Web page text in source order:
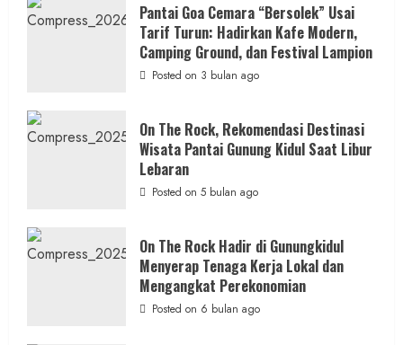
Kebakaran Hanguskan Kantin dan Gudang
SD Negeri 1 Jerukan, Polsek Juwangi
Lakukan Olah TKP
Berita Daerah
Lomba Pengagungan Kalurahan Balong:
Merayakan HUT ke-81 RI untuk
THE
ROCK
Gunungkidul
Hadirkan
Konsep
Wisata
Kekinian
Pantai Goa Cemara “Bersolek” Usai
Tarif Turun: Hadirkan Kafe Modern,
Camping Ground, dan Festival Lampion
Posted on 3 bulan ago
On The Rock, Rekomendasi Destinasi
Wisata Pantai Gunung Kidul Saat Libur
Lebaran
Posted on 5 bulan ago
On The Rock Hadir di Gunungkidul
Menyerap Tenaga Kerja Lokal dan
Mengangkat Perekonomian
Posted on 6 bulan ago